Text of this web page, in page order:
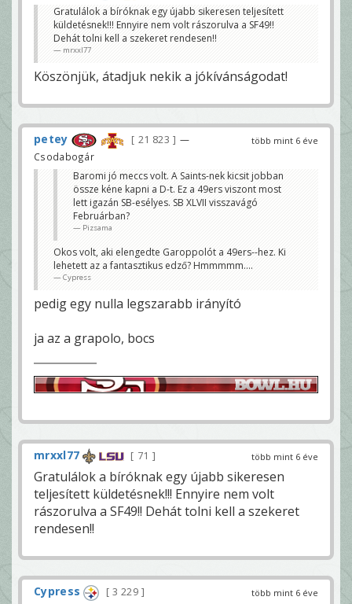
Gratulálok a bíróknak egy újabb sikeresen teljesített
küldetésnek!!! Ennyire nem volt rászorulva a SF49!!
Dehát tolni kell a szekeret rendesen!!
mrxxl77
Köszönjük, átadjuk nekik a jókívánságodat!
több mint 6 éve
petey 21 823
—
Csodabogár
Baromi jó meccs volt. A Saints-nek kicsit jobban
össze kéne kapni a D-t. Ez a 49ers viszont most
lett igazán SB-esélyes. SB XLVII visszavágó
Februárban?
Pizsama
Okos volt, aki elengedte Garoppolót a 49ers--hez. Ki
lehetett az a fantasztikus edző? Hmmmmm....
Cypress
pedig egy nulla legszarabb irányító
ja az a grapolo, bocs
több mint 6 éve
mrxxl77 71
Gratulálok a bíróknak egy újabb sikeresen
teljesített küldetésnek!!! Ennyire nem volt
rászorulva a SF49!! Dehát tolni kell a szekeret
rendesen!!
több mint 6 éve
Cypress
3 229